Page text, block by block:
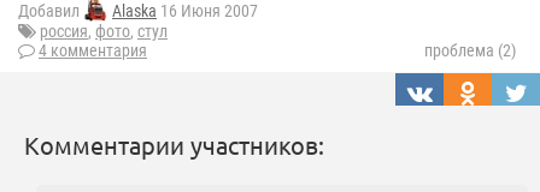
Добавил Alaska 16 Июня 2007
россия, фото, стул
4 комментария
проблема (2)
Комментарии участников: